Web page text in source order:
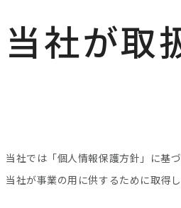
当社が取
当社では「個人情報保護方針」に基
当社が事業の用に供するために取得